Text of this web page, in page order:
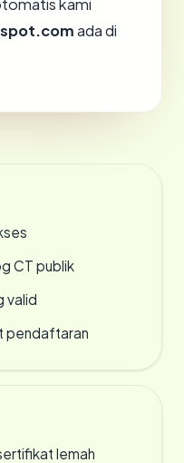
kami
ada di
CT publik
valid
pendaftaran
lemah